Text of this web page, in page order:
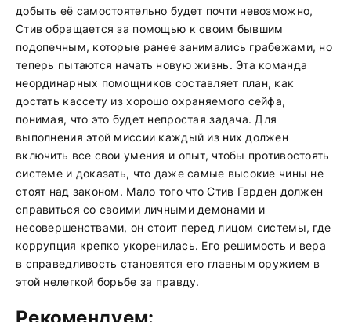
добыть её самостоятельно будет почти невозможно,
Стив обращается за помощью к своим бывшим
подопечным, которые ранее занимались грабежами, но
теперь пытаются начать новую жизнь. Эта команда
неординарных помощников составляет план, как
достать кассету из хорошо охраняемого сейфа,
понимая, что это будет непростая задача. Для
выполнения этой миссии каждый из них должен
включить все свои умения и опыт, чтобы противостоять
системе и доказать, что даже самые высокие чины не
стоят над законом. Мало того что Стив Гарден должен
справиться со своими личными демонами и
несовершенствами, он стоит перед лицом системы, где
коррупция крепко укоренилась. Его решимость и вера
в справедливость становятся его главным оружием в
этой нелегкой борьбе за правду.